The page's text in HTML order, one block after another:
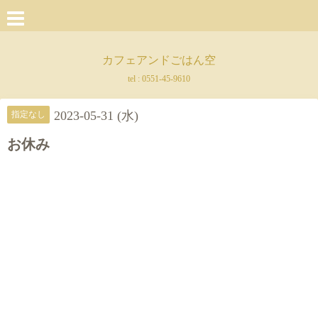
カフェアンドごはん空
tel : 0551-45-9610
指定なし 2023-05-31 (水)
お休み